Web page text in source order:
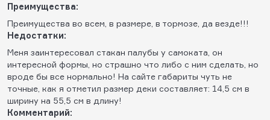
Преимущества:
Преимущества во всем, в размере, в тормозе, да везде!!!
Недостатки:
Меня заинтересовал стакан палубы у самоката, он
интересной формы, но страшно что либо с ним сделать, но
вроде бы все нормально! На сайте габариты чуть не
точные, как я отметил размер деки составляет: 14,5 см в
ширину на 55,5 см в длину!
Комментарий: